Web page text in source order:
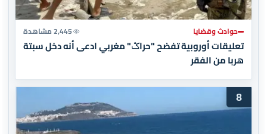
حوادث وقضايا 2,445 مشاهدة
تعليقات أوروبية تفضح "حراݣ" مغربي ادعى أنه دخل سبتة
هربا من الفقر
8